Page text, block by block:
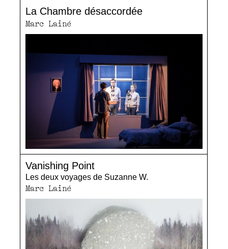
La Chambre désaccordée
Marc Lainé
Vanishing Point
Les deux voyages de Suzanne W.
Marc Lainé